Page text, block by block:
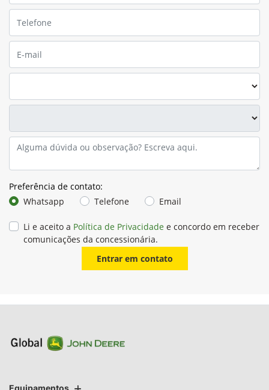
Preferência de contato:
Whatsapp
Telefone Email
Li e aceito a Política de Privacidade e concordo em receber
comunicações da concessionária.
Entrar em contato